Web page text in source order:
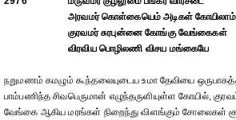
அரவமர் கொள்கையெம் அடிகள் கோயிலாம்
குரவமர் சுரபுன்னை கோங்கு வேங்கைகள்
விரவிய பொழிலணி விசய மங்கையே
நறுமணம் கமழும் கூந்தலையுடைய உமா தேவியை
பாம்பணிந்த சிவபெருமான் எழுந்தருளியுள்ள கோயில்,
வேங்கை ஆகிய மரங்கள் நிறைந்து விளங்கும் சோலைகள்